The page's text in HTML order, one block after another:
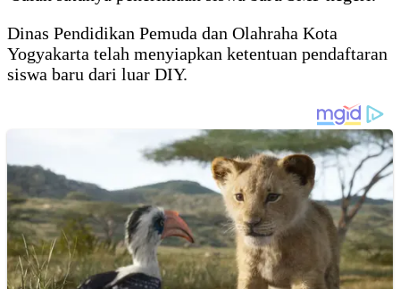
Dinas Pendidikan Pemuda dan Olahraha Kota
Yogyakarta telah menyiapkan ketentuan pendaftaran
siswa baru dari luar DIY.